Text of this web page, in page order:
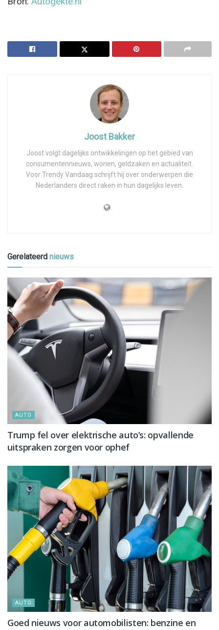
Joost Bakker
Joost volgt dagelijks ontwikkelingen op het gebied van
consumentennieuws, wonen, geldzaken en actualiteit.
Voor Trendy Vandaag schrijft hij over onderwerpen die
Nederlanders direct raken in hun dagelijks leven.
Gerelateerd nieuws
AUTO
Trump fel over elektrische auto’s: opvallende
uitspraken zorgen voor ophef
AUTO
Goed nieuws voor automobilisten: benzine en